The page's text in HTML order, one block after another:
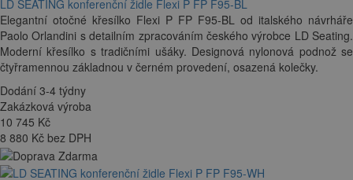
LD SEATING konferenční židle Flexi P FP F95-BL
Elegantní otočné křesílko Flexi P FP F95-BL od italského návrháře
Paolo Orlandini s detailním zpracováním českého výrobce LD Seating.
Moderní křesílko s tradičními ušáky. Designová nylonová podnož se
čtyřramennou základnou v černém provedení, osazená kolečky.
Dodání 3-4 týdny
Zakázková výroba
10 745 Kč
8 880 Kč bez DPH